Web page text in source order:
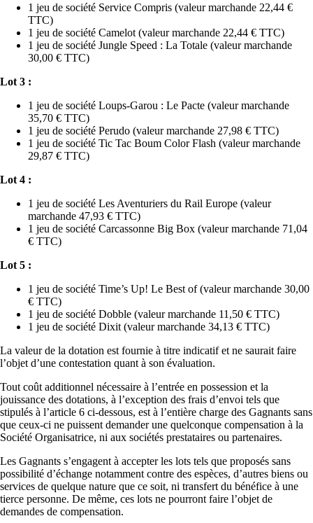
1 jeu de société Service Compris (valeur marchande 22,44 €
TTC)
1 jeu de société Camelot (valeur marchande 22,44 € TTC)
1 jeu de société Jungle Speed : La Totale (valeur marchande
30,00 € TTC)
Lot 3 :
1 jeu de société Loups-Garou : Le Pacte (valeur marchande
35,70 € TTC)
1 jeu de société Perudo (valeur marchande 27,98 € TTC)
1 jeu de société Tic Tac Boum Color Flash (valeur marchande
29,87 € TTC)
Lot 4 :
1 jeu de société Les Aventuriers du Rail Europe (valeur
marchande 47,93 € TTC)
1 jeu de société Carcassonne Big Box (valeur marchande 71,04
€ TTC)
Lot 5 :
1 jeu de société Time’s Up! Le Best of (valeur marchande 30,00
€ TTC)
1 jeu de société Dobble (valeur marchande 11,50 € TTC)
1 jeu de société Dixit (valeur marchande 34,13 € TTC)
La valeur de la dotation est fournie à titre indicatif et ne saurait faire
l’objet d’une contestation quant à son évaluation.
Tout coût additionnel nécessaire à l’entrée en possession et la
jouissance des dotations, à l’exception des frais d’envoi tels que
stipulés à l’article 6 ci-dessous, est à l’entière charge des Gagnants sans
que ceux-ci ne puissent demander une quelconque compensation à la
Société Organisatrice, ni aux sociétés prestataires ou partenaires.
Les Gagnants s’engagent à accepter les lots tels que proposés sans
possibilité d’échange notamment contre des espèces, d’autres biens ou
services de quelque nature que ce soit, ni transfert du bénéfice à une
tierce personne. De même, ces lots ne pourront faire l’objet de
demandes de compensation.